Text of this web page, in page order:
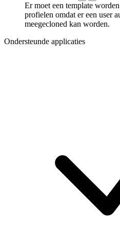
Er moet een template
profielen omdat er een user
meegecloned kan worden.
Ondersteunde applicaties